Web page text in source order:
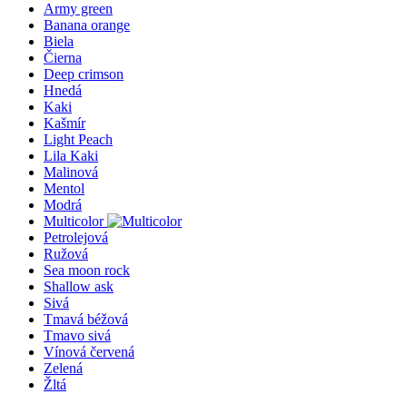
Army green
Banana orange
Biela
Čierna
Deep crimson
Hnedá
Kaki
Kašmír
Light Peach
Lila Kaki
Malinová
Mentol
Modrá
Multicolor
Petrolejová
Ružová
Sea moon rock
Shallow ask
Sivá
Tmavá béžová
Tmavo sivá
Vínová červená
Zelená
Žltá